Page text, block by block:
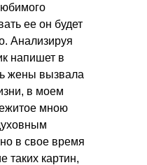
ее он будет
Анализируя
напишет в
жены вызвала
в моем
мною
в свое время
таких картин,